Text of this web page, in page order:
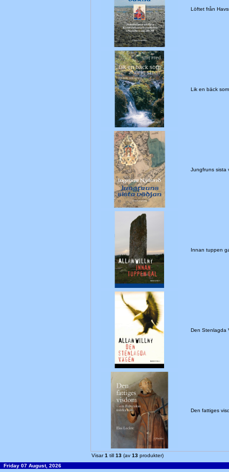
Löftet från
Lik en bäck
Jungfruns sista
Innan tuppen
Den Stenlagda
Den fattiges
Visar1 till 13 (av 13 produkter)
Friday 07 August, 2026